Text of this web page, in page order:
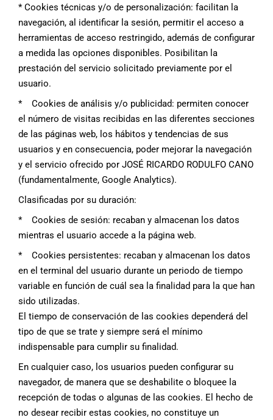
* Cookies técnicas y/o de personalización: facilitan la
navegación, al identificar la sesión, permitir el acceso a
herramientas de acceso restringido, además de configurar
a medida las opciones disponibles. Posibilitan la
prestación del servicio solicitado previamente por el
usuario.
* Cookies de análisis y/o publicidad: permiten conocer
el número de visitas recibidas en las diferentes secciones
de las páginas web, los hábitos y tendencias de sus
usuarios y en consecuencia, poder mejorar la navegación
y el servicio ofrecido por JOSÉ RICARDO RODULFO CANO
(fundamentalmente, Google Analytics).
Clasificadas por su duración:
* Cookies de sesión: recaban y almacenan los datos
mientras el usuario accede a la página web.
* Cookies persistentes: recaban y almacenan los datos
en el terminal del usuario durante un periodo de tiempo
variable en función de cuál sea la finalidad para la que han
sido utilizadas.
El tiempo de conservación de las cookies dependerá del
tipo de que se trate y siempre será el mínimo
indispensable para cumplir su finalidad.
En cualquier caso, los usuarios pueden configurar su
navegador, de manera que se deshabilite o bloquee la
recepción de todas o algunas de las cookies. El hecho de
no desear recibir estas cookies, no constituye un